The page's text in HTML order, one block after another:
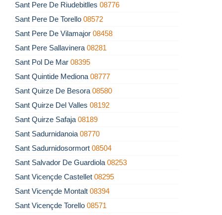
Sant Pere De Riudebitlles 08776
Sant Pere De Torello 08572
Sant Pere De Vilamajor 08458
Sant Pere Sallavinera 08281
Sant Pol De Mar 08395
Sant Quintide Mediona 08777
Sant Quirze De Besora 08580
Sant Quirze Del Valles 08192
Sant Quirze Safaja 08189
Sant Sadurnidanoia 08770
Sant Sadurnidosormort 08504
Sant Salvador De Guardiola 08253
Sant Vicençde Castellet 08295
Sant Vicençde Montalt 08394
Sant Vicençde Torello 08571